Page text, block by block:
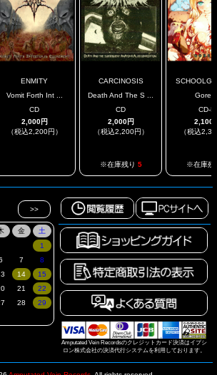
ENMITY
Vomit Forth Int ...
CD
2,000円
（税込2,200円）
CARCINOSIS
Death And The S ...
CD
2,000円
（税込2,200円）
※在庫残り 5
CD-R
2,100
（税込
※在庫残
Amputated Vein Recordsのクレジットカード決済はイプシ
ロン株式会社の決済代行システムを利用しております。